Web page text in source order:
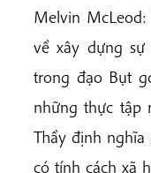
Melvin
về xây dựng
trong đạo Bụt
những thực tập
Thầy định
có tính cách xã